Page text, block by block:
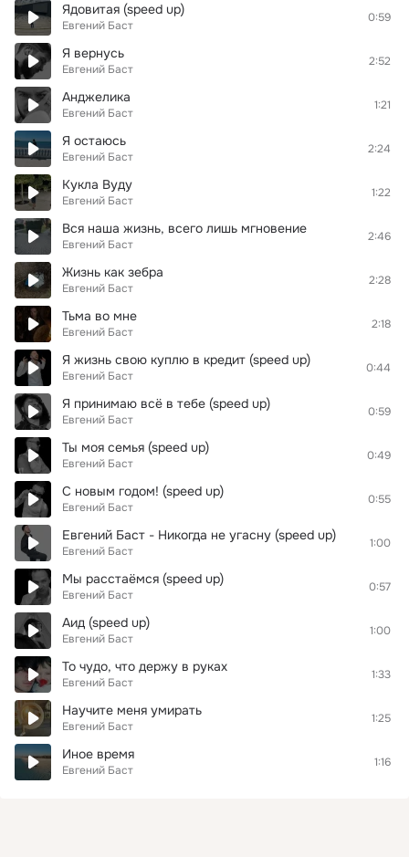
Ядовитая (speed up)
Евгений Баст
0:59
Я вернусь
Евгений Баст
2:52
Анджелика
Евгений Баст
1:21
Я остаюсь
Евгений Баст
2:24
Кукла Вуду
Евгений Баст
1:22
Вся наша жизнь, всего лишь мгновение
Евгений Баст
2:46
Жизнь как зебра
Евгений Баст
2:28
Тьма во мне
Евгений Баст
2:18
Я жизнь свою куплю в кредит (speed up)
Евгений Баст
0:44
Я принимаю всё в тебе (speed up)
Евгений Баст
0:59
Ты моя семья (speed up)
Евгений Баст
0:49
С новым годом! (speed up)
Евгений Баст
0:55
Евгений Баст - Никогда не угасну (speed up)
Евгений Баст
1:00
Мы расстаёмся (speed up)
Евгений Баст
0:57
Аид (speed up)
Евгений Баст
1:00
То чудо, что держу в руках
Евгений Баст
1:33
Научите меня умирать
Евгений Баст
1:25
Иное время
Евгений Баст
1:16